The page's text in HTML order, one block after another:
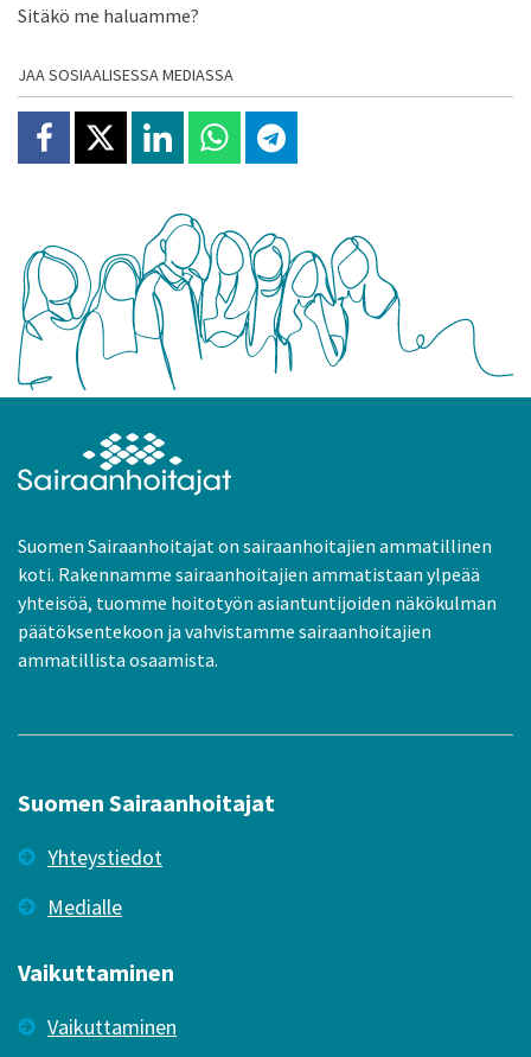
Sitäkö me haluamme?
JAA SOSIAALISESSA MEDIASSA
Jaa Facebookissa
Jaa X:ssäJaa Linkedinissä
Jaa Whatsappissa
Jaa Telegramissa
Suomen Sairaanhoitajat on sairaanhoitajien ammatillinen
koti. Rakennamme sairaanhoitajien ammatistaan ylpeää
yhteisöä, tuomme hoitotyön asiantuntijoiden näkökulman
päätöksentekoon ja vahvistamme sairaanhoitajien
ammatillista osaamista.
Suomen Sairaanhoitajat
Yhteystiedot
Medialle
Vaikuttaminen
Vaikuttaminen